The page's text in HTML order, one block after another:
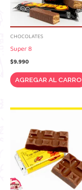
CHOCOLATES
Super 8
$9.990
AGREGAR AL CARRO